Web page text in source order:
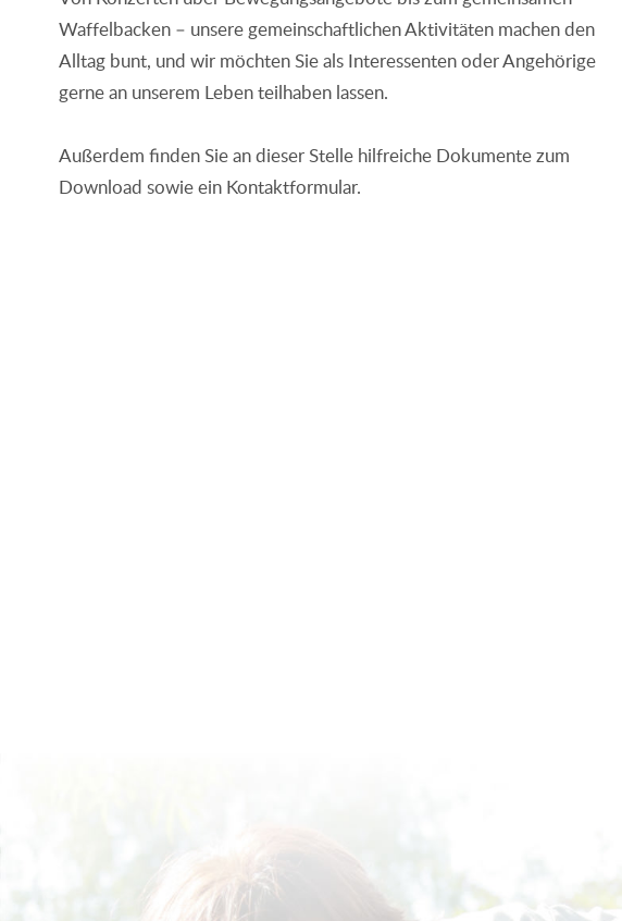
Waffelbacken – unsere gemeinschaftlichen Aktivitäten machen den
Alltag bunt, und wir möchten Sie als Interessenten oder Angehörige
gerne an unserem Leben teilhaben lassen.
Außerdem finden Sie an dieser Stelle hilfreiche Dokumente zum
Download sowie ein Kontaktformular.